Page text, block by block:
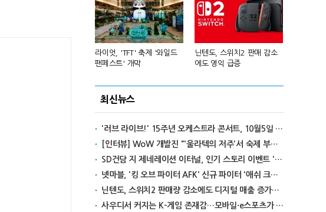
라이엇, 'TFT' 축제 '와일드
팬페스트' 개막
닌텐도, 스위치2 판매 감소
에도 영익 급증
최신뉴스
'러브 라이브!' 15주년 오케스트라 콘서트, 10월5일 한국서 첫 해외 공연
[인터뷰] WoW 개발진 "'울라텍의 저주'서 숙제 부담 줄이고 보상 높여"
SD건담 지 제네레이션 이터널, 인기 스토리 이벤트 '라크로아의 용사' 재개최
넷마블, '킹 오브 파이터 AFK' 신규 파이터 '애쉬 크림존' 업데이트
닌텐도, 스위치2 판매량 감소에도 디지털 매출 증가로 영익 급증
사우디서 커지는 K-게임 존재감…모바일·e스포츠가 이끌었다